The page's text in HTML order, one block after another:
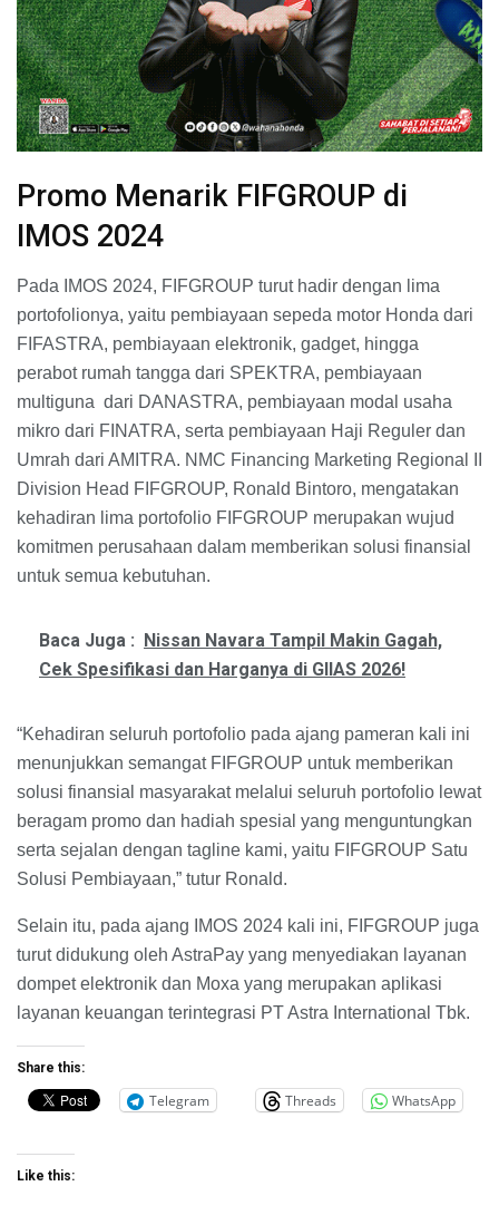
Promo Menarik FIFGROUP di
IMOS 2024
Pada IMOS 2024, FIFGROUP turut hadir dengan lima
portofolionya, yaitu pembiayaan sepeda motor Honda dari
FIFASTRA, pembiayaan elektronik, gadget, hingga
perabot rumah tangga dari SPEKTRA, pembiayaan
multiguna dari DANASTRA, pembiayaan modal usaha
mikro dari FINATRA, serta pembiayaan Haji Reguler dan
Umrah dari AMITRA. NMC Financing Marketing Regional II
Division Head FIFGROUP, Ronald Bintoro, mengatakan
kehadiran lima portofolio FIFGROUP merupakan wujud
komitmen perusahaan dalam memberikan solusi finansial
untuk semua kebutuhan.
Baca Juga : Nissan Navara Tampil Makin Gagah,
Cek Spesifikasi dan Harganya di GIIAS 2026!
“Kehadiran seluruh portofolio pada ajang pameran kali ini
menunjukkan semangat FIFGROUP untuk memberikan
solusi finansial masyarakat melalui seluruh portofolio lewat
beragam promo dan hadiah spesial yang menguntungkan
serta sejalan dengan tagline kami, yaitu FIFGROUP Satu
Solusi Pembiayaan,” tutur Ronald.
Selain itu, pada ajang IMOS 2024 kali ini, FIFGROUP juga
turut didukung oleh AstraPay yang menyediakan layanan
dompet elektronik dan Moxa yang merupakan aplikasi
layanan keuangan terintegrasi PT Astra International Tbk.
Share this:
Telegram Threads WhatsApp
Like this: